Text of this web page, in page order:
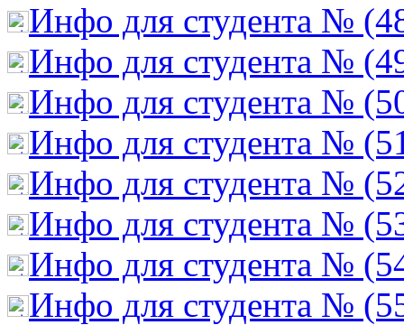
Инфо для студента №
Инфо для студента №
Инфо для студента №
Инфо для студента №
Инфо для студента №
Инфо для студента №
Инфо для студента №
Инфо для студента №